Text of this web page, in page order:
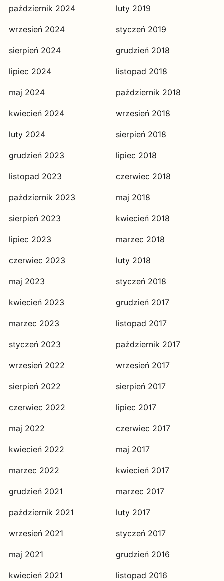
październik 2024
wrzesień 2024
sierpień 2024
lipiec 2024
maj 2024
kwiecień 2024
luty 2024
grudzień 2023
listopad 2023
październik 2023
sierpień 2023
lipiec 2023
czerwiec 2023
maj 2023
kwiecień 2023
marzec 2023
styczeń 2023
wrzesień 2022
sierpień 2022
czerwiec 2022
maj 2022
kwiecień 2022
marzec 2022
grudzień 2021
październik 2021
wrzesień 2021
maj 2021
kwiecień 2021
luty 2019
styczeń 2019
grudzień 2018
listopad 2018
październik 2018
wrzesień 2018
sierpień 2018
lipiec 2018
czerwiec 2018
maj 2018
kwiecień 2018
marzec 2018
luty 2018
styczeń 2018
grudzień 2017
listopad 2017
październik 2017
wrzesień 2017
sierpień 2017
lipiec 2017
czerwiec 2017
maj 2017
kwiecień 2017
marzec 2017
luty 2017
styczeń 2017
grudzień 2016
listopad 2016